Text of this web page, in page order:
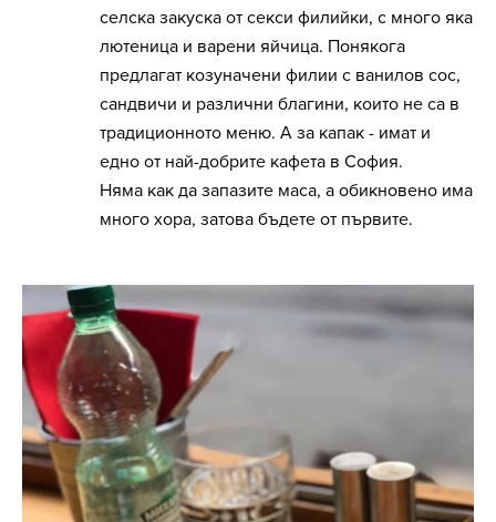
селска закуска от секси филийки, с много яка
лютеница и варени яйчица. Понякога
предлагат козуначени филии с ванилов сос,
сандвичи и различни благини, които не са в
традиционното меню. А за капак - имат и
едно от най-добрите кафета в София.
Няма как да запазите маса, а обикновено има
много хора, затова бъдете от първите.